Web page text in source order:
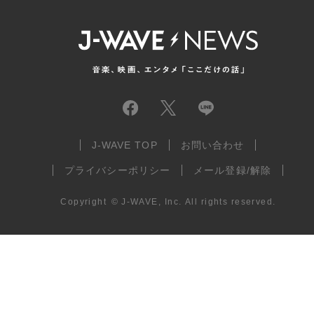
J-WAVE TOP お問い合わせ
プライバシーポリシー メール登録/解除
Copyright © J-WAVE, Inc. All rights reserved.